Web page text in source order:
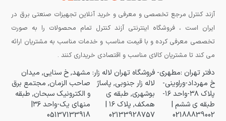
آزند کنترل مرجع تخصصی و معرفی و خرید آنلاین تجهیزات صنعتی برق در
ایران است ، فروشگاه اینترنتی آزند کنترل تمام محصولات را به صورت
تخصصی معرفی کرده و با قیمت مناسب و خدمات مناسب به مشتریان ارائه
می کند تا مشتریان کالای مناسب و اقتصادی خریداری کنند .
دفتر تهران :مطهری-
خ مهرداد-وراوینی-
پلاک ۳۸-واحد ۱۶-
طبقه ی ششم |
02188839002
فروشگاه تهران لاله زار:
لاله زار جنوبی, پاساژ
بوشهری, طبقه ی
همکف, پلاک ۱۶ |
02133928757
مشهد, خ سنایی, میدان
صاحب الزمان, مجتمع برق
و الکترونیک سبحان, طبقه
منهای یک-واحد ۳۶|
05137133918